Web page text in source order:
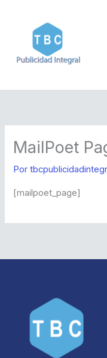
contenido
MailPoet
Por
[mailpoet_page]